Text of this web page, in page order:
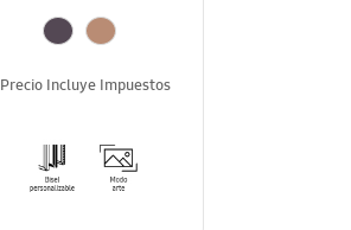
Precio Incluye Impuestos